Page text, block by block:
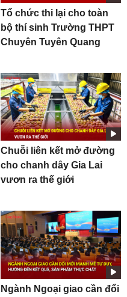
Tổ chức thi lại cho toàn
bộ thí sinh Trường THPT
Chuyên Tuyên Quang
Chuỗi liên kết mở đường
cho chanh dây Gia Lai
vươn ra thế giới
Ngành Ngoại giao cần đổi